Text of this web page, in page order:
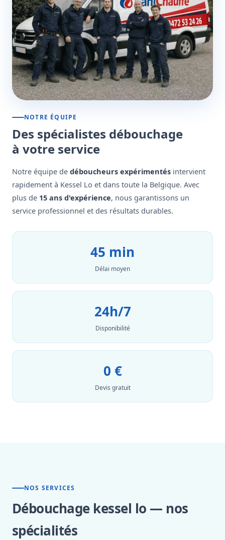
NOTRE ÉQUIPE
Des spécialistes débouchage
à votre service
Notre équipe de déboucheurs expérimentés intervient
rapidement à Kessel Lo et dans toute la Belgique. Avec
plus de 15 ans d'expérience, nous garantissons un
service professionnel et des résultats durables.
45 min
Délai moyen
24h/7
Disponibilité
0 €
Devis gratuit
NOS SERVICES
Débouchage kessel lo — nos
spécialités